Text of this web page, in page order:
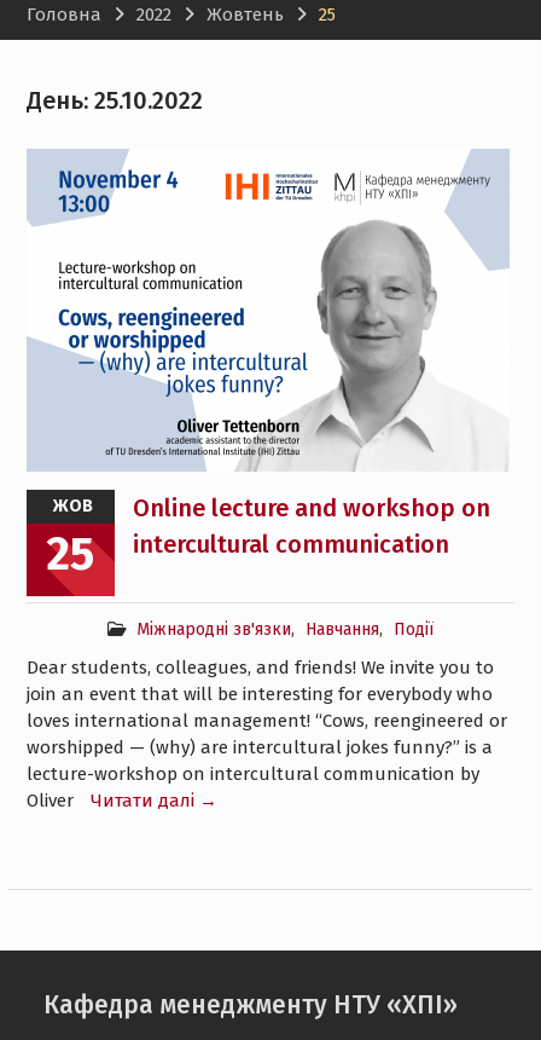
менеджменту НТУ «ХПІ»
Головна 2022 Жовтень 25
День: 25.10.2022
ЖОВ
25
Online lecture and workshop on
intercultural communication
Міжнародні зв'язки, Навчання, Події
Dear students, colleagues, and friends! We invite you to
join an event that will be interesting for everybody who
loves international management! “Cows, reengineered or
worshipped — (why) are intercultural jokes funny?” is a
lecture-workshop on intercultural communication by
Oliver
Читати далі →
Кафедра менеджменту НТУ «ХПІ»